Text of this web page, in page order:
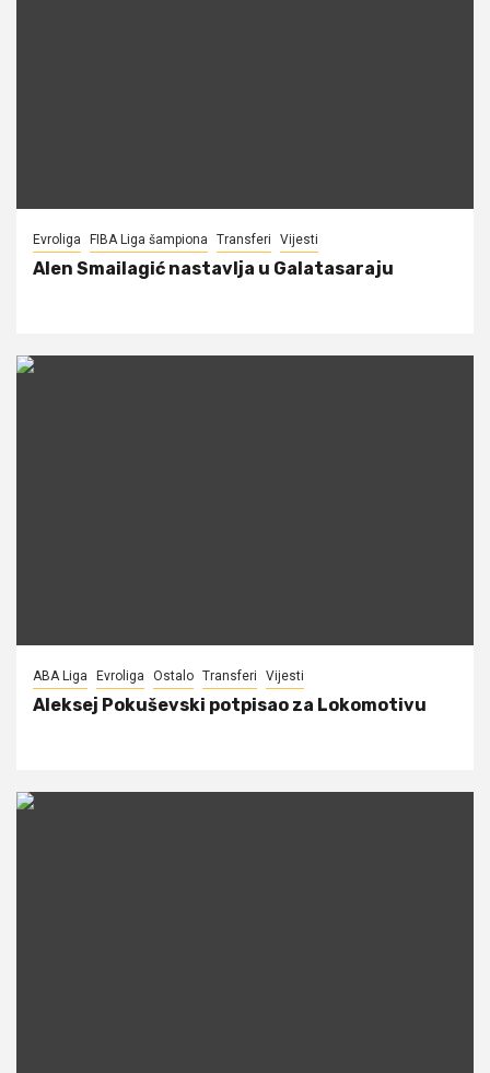
Evroliga FIBA Liga šampiona Transferi Vijesti
Alen Smailagić nastavlja u Galatasaraju
ABA Liga Evroliga Ostalo Transferi Vijesti
Aleksej Pokuševski potpisao za Lokomotivu